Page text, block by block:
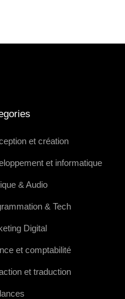
et création
et informatique
& Audio
& Tech
Digital
et comptabilité
et traduction